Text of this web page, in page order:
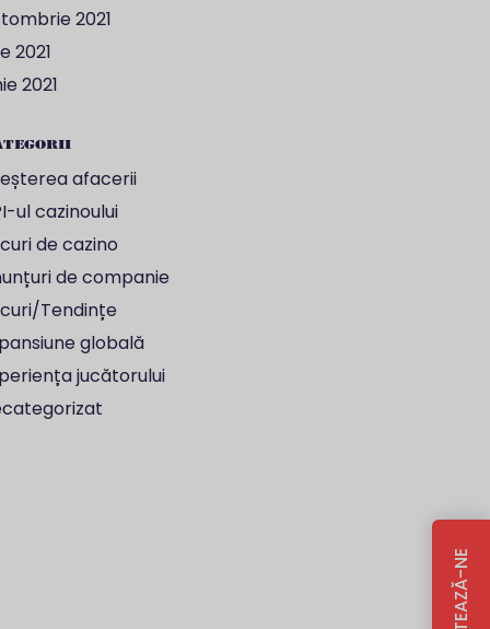
2021
2021
2021
afacerii
ul cazinoului
de cazino
de companie
Tendințe
globală
jucătorului